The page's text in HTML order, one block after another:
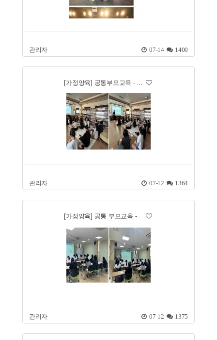
관리자 07-14 1400
[가정양육] 공통부모교육 - …
관리자 07-12 1364
[가정양육] 공통 부모교육 -…
관리자 07-12 1375